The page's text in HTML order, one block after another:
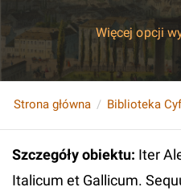
Więcej opcji
Strona główna Biblioteka
Szczegóły obiektu: Iter
Italicum et Gallicum.